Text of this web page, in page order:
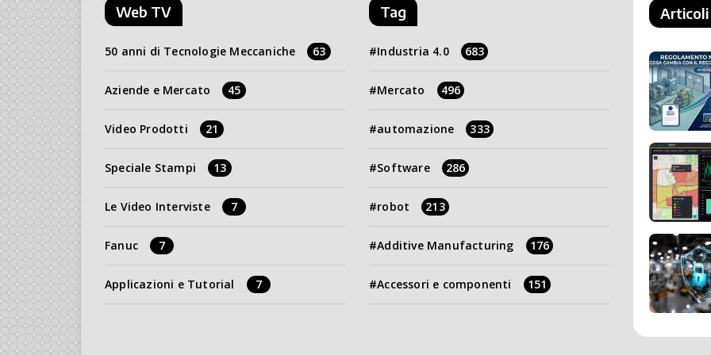
Web TV
50 anni di Tecnologie Meccaniche 63
Aziende e Mercato 45
Video Prodotti 21
Speciale Stampi 13
Le Video Interviste 7
Fanuc 7
Applicazioni e Tutorial 7
Tag
Industria 4.0 683
Mercato 496
automazione 333
Software 286
robot 213
Additive Manufacturing 176
Accessori e componenti 151
Articoli